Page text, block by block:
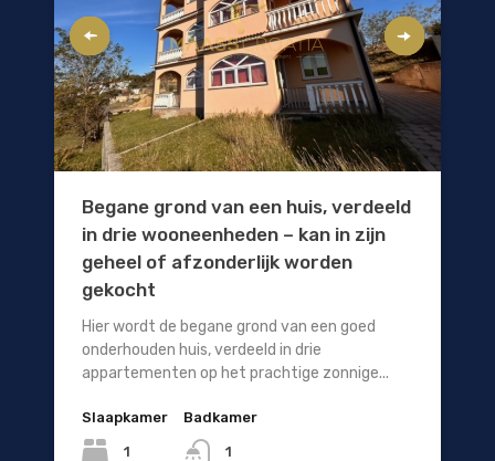
Begane grond van een huis, verdeeld
in drie wooneenheden – kan in zijn
geheel of afzonderlijk worden
gekocht
Hier wordt de begane grond van een goed
onderhouden huis, verdeeld in drie
appartementen op het prachtige zonnige...
Slaapkamer
1
Badkamer
1